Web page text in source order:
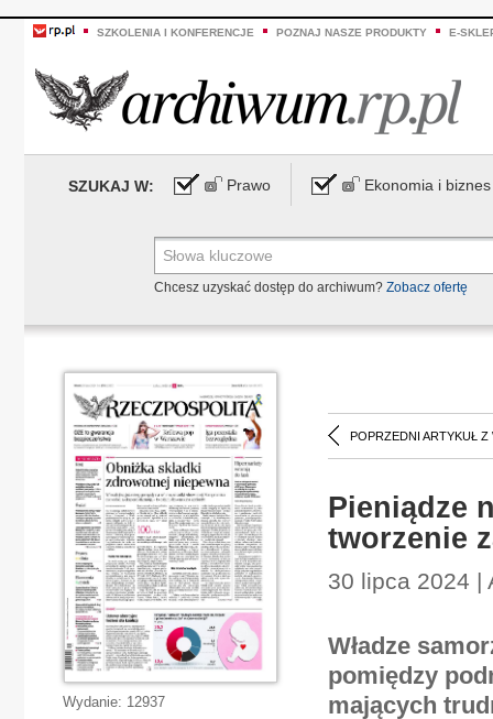
SZKOLENIA I KONFERENCJE POZNAJ NASZE PRODUKTY E-
SZUKAJ W: Prawo Ekonomia i biznes
Chcesz uzyskać dostęp do archiwum? Zobacz ofertę
POPRZEDNI ARTYKUŁ Z
Pieniądze
tworzenie
30 lipca 2024 |
Władze
pomiędzy
mających
Wydanie: 12937